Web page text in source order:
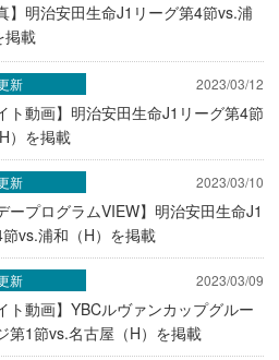
】明治安田生命J1リーグ第4節vs.浦
掲載
2023/03/12
ト動画】明治安田生命J1リーグ第4節
）を掲載
新
2023/03/10
ープログラムVIEW】明治安田生命J1
節vs.浦和（H）を掲載
新
2023/03/09
ト動画】YBCルヴァンカップグルー
第1節vs.名古屋（H）を掲載
新